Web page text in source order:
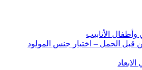
الأنابيب
قبل الحمل – اختيار جنس المولود